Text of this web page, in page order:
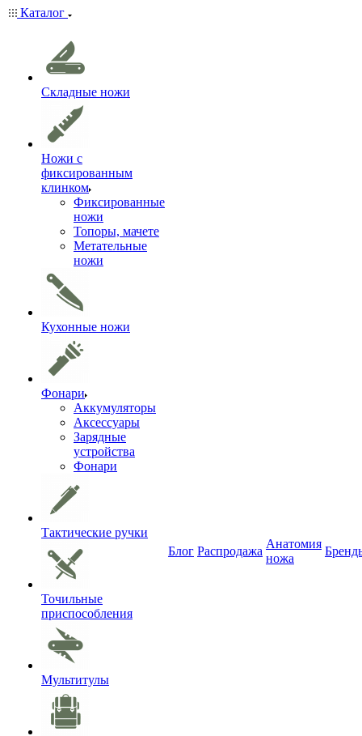
Каталог
Складные ножи
Ножи с
фиксированным
клинком
Фиксированные
ножи
Топоры, мачете
Метательные
ножи
Кухонные ножи
Фонари
Аккумуляторы
Аксессуары
Зарядные
устройства
Фонари
Тактические ручки
Точильные
приспособления
Мультитулы
Блог Распродажа
Анатомия
ножа